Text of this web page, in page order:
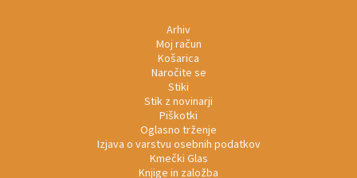
Arhiv
Moj račun
Košarica
Naročite se
Stiki
Stik z novinarji
Piškotki
Oglasno trženje
Izjava o varstvu osebnih podatkov
Kmečki Glas
Knjige in založba